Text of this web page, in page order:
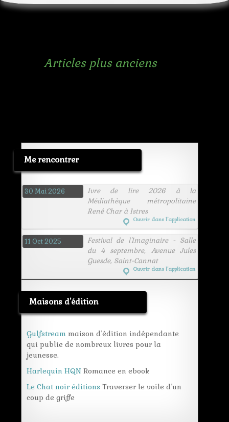
vague
Articles plus anciens
Me rencontrer
30 Mai 2026
Ivre de lire 2026 à la
Médiathèque métropolitaine
René Char à Istres
Ouvrir dans l’application
11 Oct 2025
Festival de l'Imaginaire - Salle
du 4 septembre, Avenue Jules
Guesde, Saint-Cannat
Ouvrir dans l’application
Maisons d'édition
Gulfstream maison d’édition indépendante
qui publie de nombreux livres pour la
jeunesse.
Harlequin HQN Romance en ebook
Le Chat noir éditions Traverser le voile d’un
coup de griffe